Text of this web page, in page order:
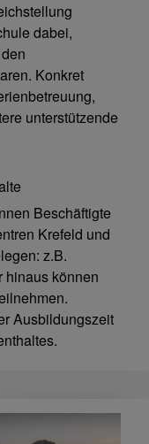
dabei,
Konkret
unterstützende
Beschäftigte
Krefeld und
z.B.
hinaus können
Ausbildungszeit